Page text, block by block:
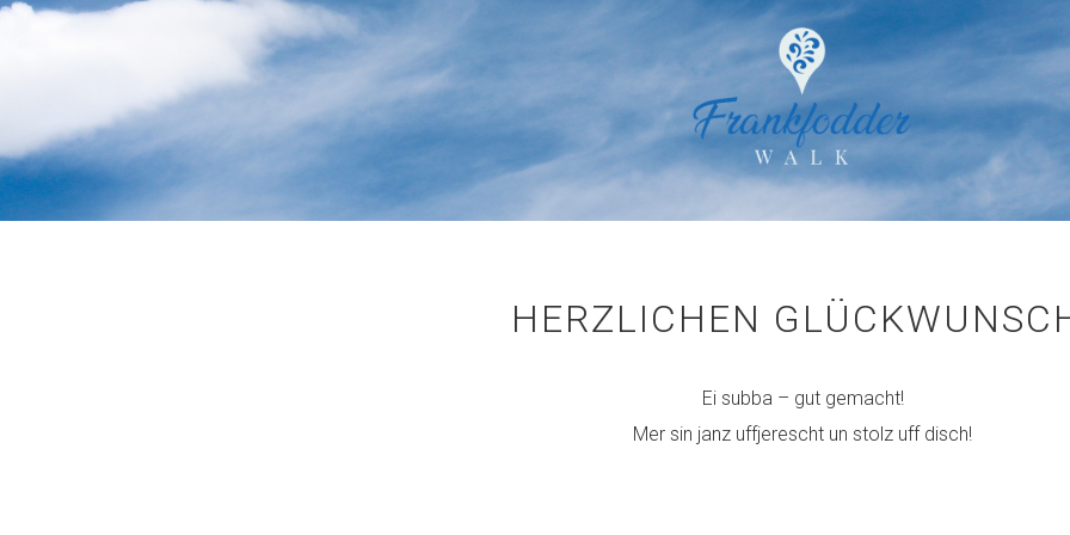
HERZLICHEN
Ei subba – gut gemacht!
Mer sin janz uffjerescht un stolz uff disch!